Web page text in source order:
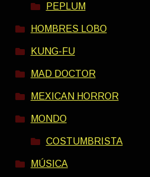
PEPLUM
HOMBRES LOBO
KUNG-FU
MAD DOCTOR
MEXICAN HORROR
MONDO
COSTUMBRISTA
MÚSICA